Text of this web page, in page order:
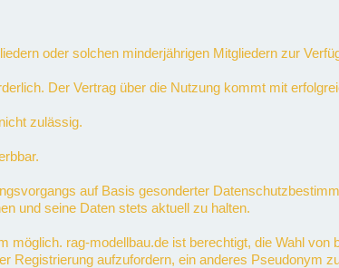
oder solchen minderjährigen Mitgliedern zur
Der Vertrag über die Nutzung kommt mit
zulässig.
auf Basis gesonderter
und seine Daten stets aktuell zu halten.
möglich. rag-modellbau.de ist berechtigt, die Wahl
Registrierung aufzufordern, ein anderes Pseudonym